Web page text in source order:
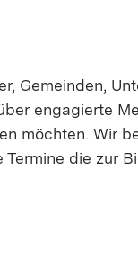
Gemeinden,
engagierte
möchten. Wir
die zur